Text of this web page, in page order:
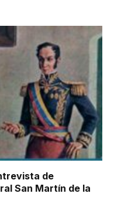
de
San Martín de la